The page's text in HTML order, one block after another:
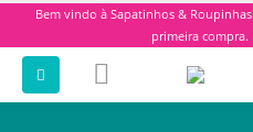
Bem vindo à Sapatinhos &
primeira compra.